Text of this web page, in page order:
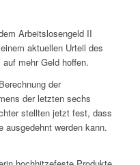
Arbeitslosengeld II
aktuellen Urteil des
mehr Geld hoffen.
der
der letzten sechs
stellten jetzt fest, dass
ausgedehnt werden kann.